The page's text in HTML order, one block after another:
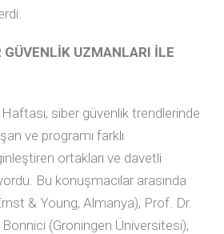
GÜVENLİK UZMANLARI İLE
siber güvenlik trendlerinde
ve programı farklı
ortakları ve davetli
Bu konuşmacılar arasında
& Young, Almanya), Prof. Dr.
(Groningen Üniversitesi),